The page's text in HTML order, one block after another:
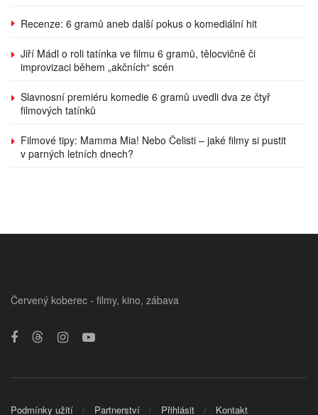
Recenze: 6 gramů aneb další pokus o komediální hit
Jiří Mádl o roli tatínka ve filmu 6 gramů, tělocvičně či
improvizaci během „akčních“ scén
Slavnosní premiéru komedie 6 gramů uvedli dva ze čtyř
filmových tatínků
Filmové tipy: Mamma Mia! Nebo Čelisti – jaké filmy si pustit
v parných letních dnech?
Červený koberec - filmy, kino, zábava
Podmínky užití Partnerství Přihlásit Kontakt